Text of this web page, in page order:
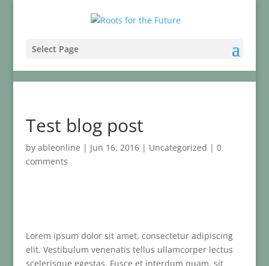
Select Page
Test blog post
by ableonline | Jun 16, 2016| Uncategorized | 0
comments
Lorem ipsum dolor sit amet, consectetur adipiscing
elit. Vestibulum venenatis tellus ullamcorper lectus
scelerisque egestas. Fusce et interdum quam, sit